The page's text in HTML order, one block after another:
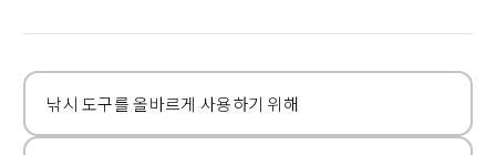
낚시 도구를 올바르게 사용하기 위해